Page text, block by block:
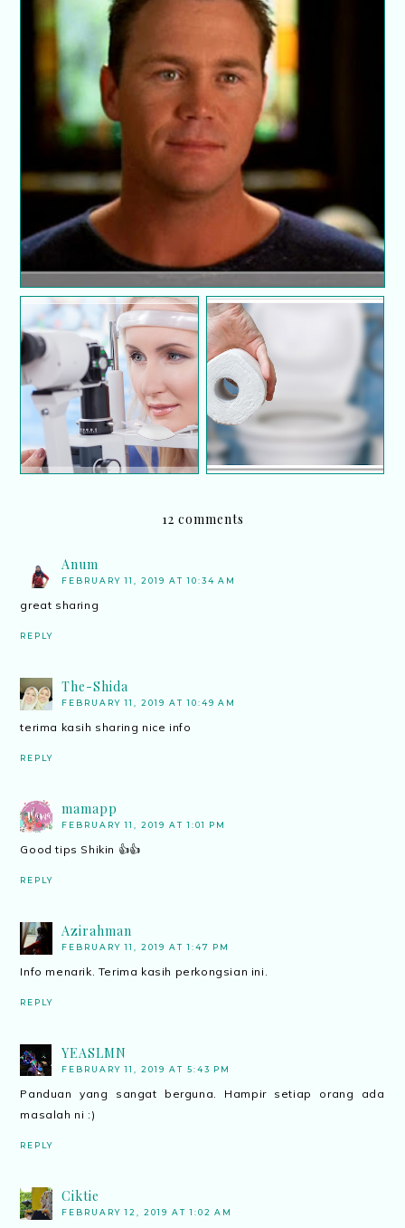
Kenali lelaki melalui bulan kelahiran
Tanda-tanda Katarak Panduan elak sembelit
12 comments
Anum
FEBRUARY 11, 2019 AT 10:34 AM
great sharing
REPLY
The-Shida
FEBRUARY 11, 2019 AT 10:49 AM
terima kasih sharing nice info
REPLY
mamapp
FEBRUARY 11, 2019 AT 1:01 PM
Good tips Shikin 👍👍
REPLY
Azirahman
FEBRUARY 11, 2019 AT 1:47 PM
Info menarik. Terima kasih perkongsian ini.
REPLY
YEASLMN
FEBRUARY 11, 2019 AT 5:43 PM
Panduan yang sangat berguna. Hampir setiap orang ada
masalah ni :)
REPLY
Ciktie
FEBRUARY 12, 2019 AT 1:02 AM